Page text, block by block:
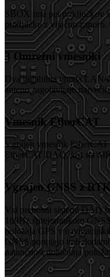
SBOX ima pet priključkov
priključke z vijačno zaporo.
3 Omrežni vmesniki
Dva gigabitna vhoda LAN
anteno zagotavljajo
Vmesnik EtherCAT
Vgrajen vmesnik
EtherCAT DAQ, kot sta
Vgrajen GNSS z
Vsi prenosni sistemi DAQ
100Hz sprejemnikom
položaja GPS v
GNSS ponujajo tudi
natančnost določanja